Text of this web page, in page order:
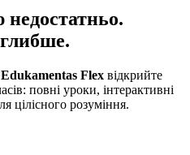
недостатньо.
Edukamentas Flex відкрийте
повні уроки, інтерактивні
цілісного розуміння.